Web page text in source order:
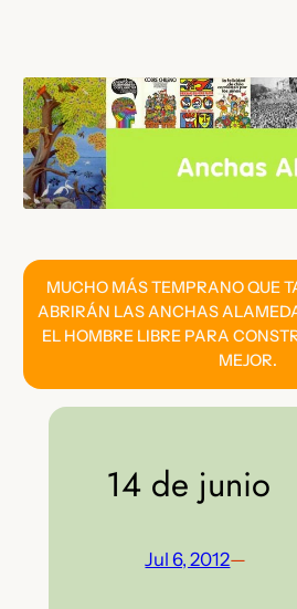
contenido
MUCHO MÁS TEMPRANO QUE
ABRIRÁN LAS ANCHAS
EL HOMBRE LIBRE PARA
MEJOR.
14 de junio
Jul 6, 2012—